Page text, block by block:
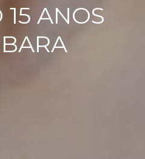
15 ANOS